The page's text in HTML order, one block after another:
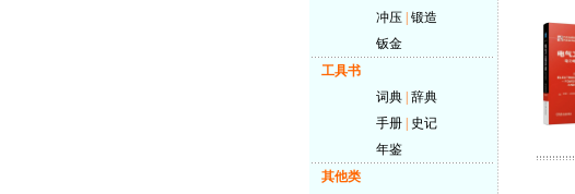
冲压 锻造
钣金
工具书
词典 辞典
手册
史记
年鉴
其他类